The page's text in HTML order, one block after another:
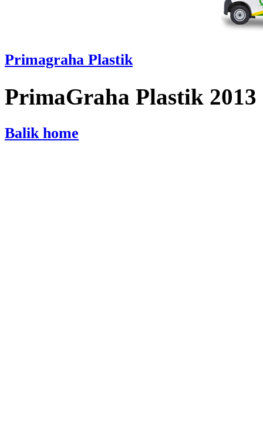
Primagraha Plastik
PrimaGraha Plastik 2013
Balik home